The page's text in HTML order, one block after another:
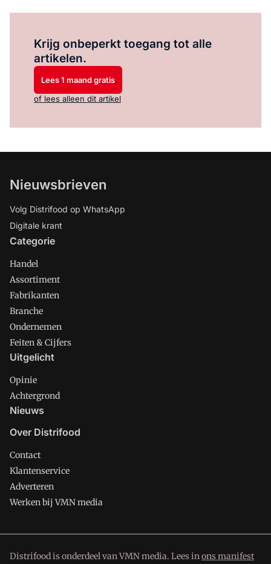
Krijg onbeperkt toegang tot alle
artikelen.
Lees 1 maand gratis
of lees alleen dit artikel
Nieuwsbrieven
Volg Distrifood op WhatsApp
Digitale krant
Categorie
Handel
Assortiment
Fabrikanten
Branche
Ondernemen
Feiten & Cijfers
Uitgelicht
Opinie
Achtergrond
Nieuws
Over Distrifood
Contact
Klantenservice
Adverteren
Werken bij VMN media
Distrifood is onderdeel van VMN media. Lees inons manifest